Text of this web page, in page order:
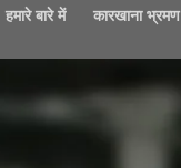
हमारे बारे में कारखाना भ्रमण